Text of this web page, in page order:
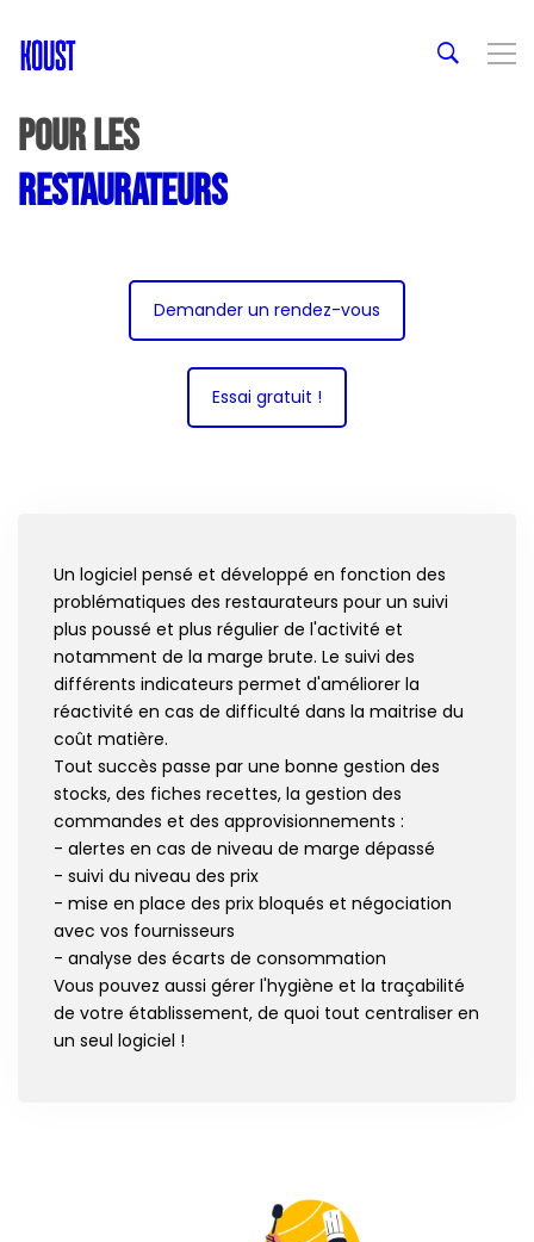
Pour les
restaurateurs
Demander un rendez-vous
Essai gratuit !
Un logiciel pensé et développé en fonction des
problématiques des restaurateurs pour un suivi
plus poussé et plus régulier de l'activité et
notamment de la marge brute. Le suivi des
différents indicateurs permet d'améliorer la
réactivité en cas de difficulté dans la maitrise du
coût matière.
Tout succès passe par une bonne gestion des
stocks, des fiches recettes, la gestion des
commandes et des approvisionnements :
- alertes en cas de niveau de marge dépassé
- suivi du niveau des prix
- mise en place des prix bloqués et négociation
avec vos fournisseurs
- analyse des écarts de consommation
Vous pouvez aussi gérer l'hygiène et la traçabilité
de votre établissement, de quoi tout centraliser en
un seul logiciel !